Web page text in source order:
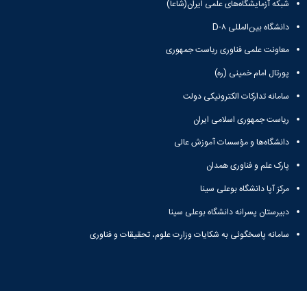
شبکه آزمایشگاه‌های علمی ایران(شاعا)
دانشگاه بین‌المللی D-۸
معاونت علمی فناوری ریاست جمهوری
پورتال امام خمینی (ره)
سامانه تدارکات الکترونیکی دولت
ریاست جمهوری اسلامی ایران
دانشگاه‌ها و مؤسسات آموزش عالی
پارک علم و فناوری همدان
مرکز آپا دانشگاه بوعلی سینا
دبیرستان پسرانه دانشگاه بوعلی سینا
سامانه پاسخگوئی به شکایات وزارت علوم، تحقیقات و فناوری